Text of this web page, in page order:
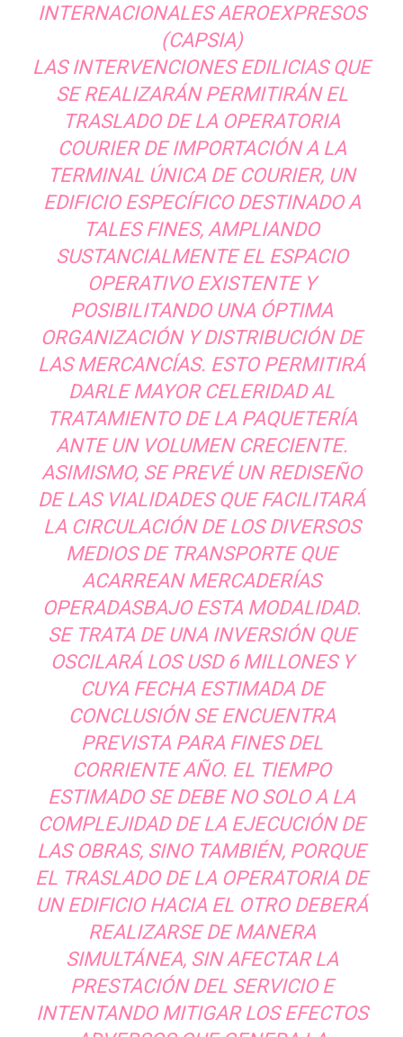
INTERNACIONALES AEROEXPRESOS
(CAPSIA)
LAS INTERVENCIONES EDILICIAS QUE
SE REALIZARÁN PERMITIRÁN EL
TRASLADO DE LA OPERATORIA
COURIER DE IMPORTACIÓN A LA
TERMINAL ÚNICA DE COURIER, UN
EDIFICIO ESPECÍFICO DESTINADO A
TALES FINES, AMPLIANDO
SUSTANCIALMENTE EL ESPACIO
OPERATIVO EXISTENTE Y
POSIBILITANDO UNA ÓPTIMA
ORGANIZACIÓN Y DISTRIBUCIÓN DE
LAS MERCANCÍAS. ESTO PERMITIRÁ
DARLE MAYOR CELERIDAD AL
TRATAMIENTO DE LA PAQUETERÍA
ANTE UN VOLUMEN CRECIENTE.
ASIMISMO, SE PREVÉ UN REDISEÑO
DE LAS VIALIDADES QUE FACILITARÁ
LA CIRCULACIÓN DE LOS DIVERSOS
MEDIOS DE TRANSPORTE QUE
ACARREAN MERCADERÍAS
OPERADASBAJO ESTA MODALIDAD.
SE TRATA DE UNA INVERSIÓN QUE
OSCILARÁ LOS USD 6 MILLONES Y
CUYA FECHA ESTIMADA DE
CONCLUSIÓN SE ENCUENTRA
PREVISTA PARA FINES DEL
CORRIENTE AÑO. EL TIEMPO
ESTIMADO SE DEBE NO SOLO A LA
COMPLEJIDAD DE LA EJECUCIÓN DE
LAS OBRAS, SINO TAMBIÉN, PORQUE
EL TRASLADO DE LA OPERATORIA DE
UN EDIFICIO HACIA EL OTRO DEBERÁ
REALIZARSE DE MANERA
SIMULTÁNEA, SIN AFECTAR LA
PRESTACIÓN DEL SERVICIO E
INTENTANDO MITIGAR LOS EFECTOS